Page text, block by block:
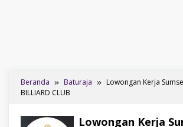
Beranda Baturaja
Lowongan Kerja
BILLIARD CLUB
Lowongan Kerja